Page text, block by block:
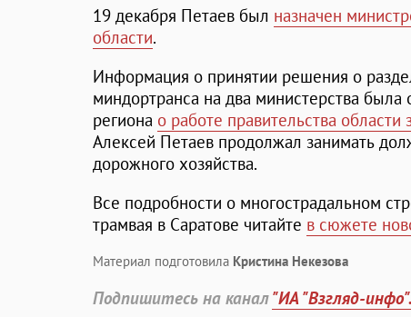
19 декабря Петаев был назначен
области.
Информация о принятии решения о
миндортранса на два министерства была
региона о работе правительства области
Алексей Петаев продолжал занимать
дорожного хозяйства.
Все подробности о многострадальном
трамвая в Саратове читайте в сюжете
Материал подготовила Кристина Некезова
Подпишитесь на канал"ИА "Взгляд-